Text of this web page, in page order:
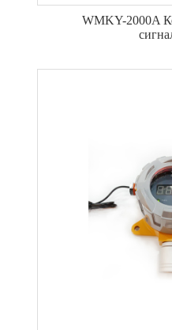
WMKY-2000A